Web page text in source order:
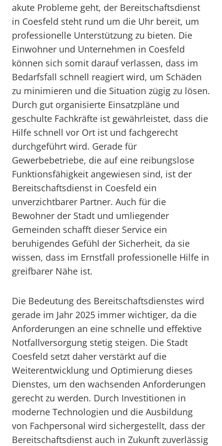
akute Probleme geht, der Bereitschaftsdienst
in Coesfeld steht rund um die Uhr bereit, um
professionelle Unterstützung zu bieten. Die
Einwohner und Unternehmen in Coesfeld
können sich somit darauf verlassen, dass im
Bedarfsfall schnell reagiert wird, um Schäden
zu minimieren und die Situation zügig zu lösen.
Durch gut organisierte Einsatzpläne und
geschulte Fachkräfte ist gewährleistet, dass die
Hilfe schnell vor Ort ist und fachgerecht
durchgeführt wird. Gerade für
Gewerbebetriebe, die auf eine reibungslose
Funktionsfähigkeit angewiesen sind, ist der
Bereitschaftsdienst in Coesfeld ein
unverzichtbarer Partner. Auch für die
Bewohner der Stadt und umliegender
Gemeinden schafft dieser Service ein
beruhigendes Gefühl der Sicherheit, da sie
wissen, dass im Ernstfall professionelle Hilfe in
greifbarer Nähe ist.
Die Bedeutung des Bereitschaftsdienstes wird
gerade im Jahr 2025 immer wichtiger, da die
Anforderungen an eine schnelle und effektive
Notfallversorgung stetig steigen. Die Stadt
Coesfeld setzt daher verstärkt auf die
Weiterentwicklung und Optimierung dieses
Dienstes, um den wachsenden Anforderungen
gerecht zu werden. Durch Investitionen in
moderne Technologien und die Ausbildung
von Fachpersonal wird sichergestellt, dass der
Bereitschaftsdienst auch in Zukunft zuverlässig